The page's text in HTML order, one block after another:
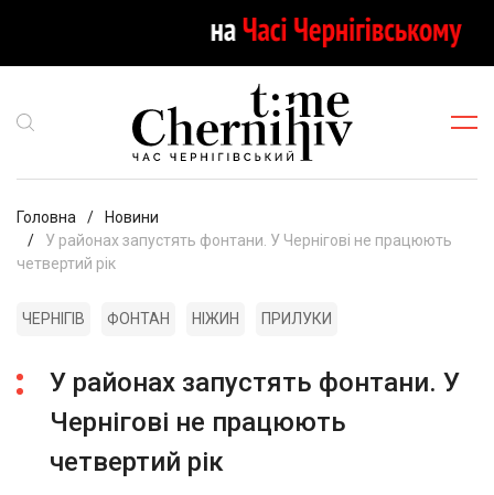
Головна
Новини
У районах запустять фонтани. У Чернігові не працюють
четвертий рік
ЧЕРНІГІВ ФОНТАН НІЖИН ПРИЛУКИ
У районах запустять фонтани. У
Чернігові не працюють
четвертий рік